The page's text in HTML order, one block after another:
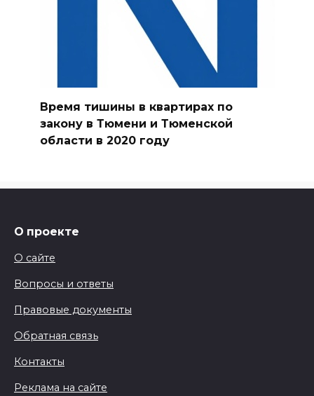
Время тишины в квартирах по
закону в Тюмени и Тюменской
области в 2020 году
О проекте
О сайте
Вопросы и ответы
Правовые документы
Обратная связь
Контакты
Реклама на сайте